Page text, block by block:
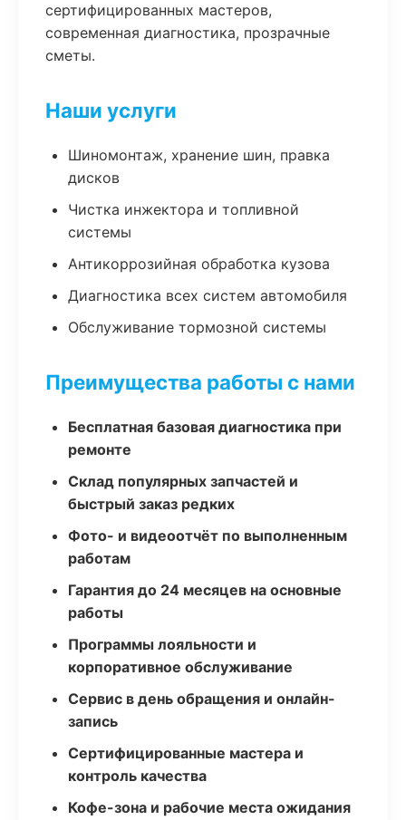
сертифицированных мастеров,
современная диагностика, прозрачные
сметы.
Наши услуги
Шиномонтаж, хранение шин, правка
дисков
Чистка инжектора и топливной
системы
Антикоррозийная обработка кузова
Диагностика всех систем автомобиля
Обслуживание тормозной системы
Преимущества работы с нами
Бесплатная базовая диагностика при
ремонте
Склад популярных запчастей и
быстрый заказ редких
Фото- и видеоотчёт по выполненным
работам
Гарантия до 24 месяцев на основные
работы
Программы лояльности и
корпоративное обслуживание
Сервис в день обращения и онлайн-
запись
Сертифицированные мастера и
контроль качества
Кофе-зона и рабочие места ожидания